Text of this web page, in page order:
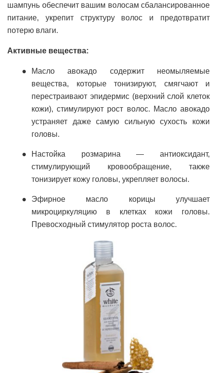
шампунь обеспечит вашим волосам сбалансированное
питание, укрепит структуру волос и предотвратит
потерю влаги.
Активные вещества:
Масло авокадо содержит неомыляемые
вещества, которые тонизируют, смягчают и
перестраивают эпидермис (верхний слой клеток
кожи), стимулируют рост волос. Масло авокадо
устраняет даже самую сильную сухость кожи
головы.
Настойка розмарина — антиоксидант,
стимулирующий кровообращение, также
тонизирует кожу головы, укрепляет волосы.
Эфирное масло корицы улучшает
микроциркуляцию в клетках кожи головы.
Превосходный стимулятор роста волос.